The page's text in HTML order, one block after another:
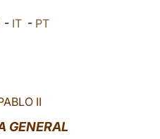
IT- PT
II
GENERAL